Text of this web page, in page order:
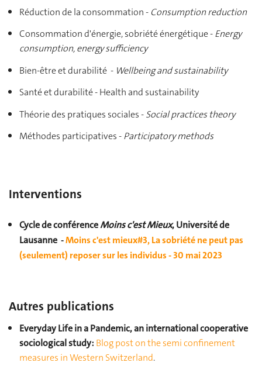
Réduction de la consommation - Consumption reduction
Consommation d'énergie, sobriété énergétique -Energy
consumption, energy sufficiency
Bien-être et durabilité - Wellbeing and sustainability
Santé et durabilité - Health and sustainability
Théorie des pratiques sociales -Social practices theory
Méthodes participatives -Participatory methods
Interventions
Cycle de conférenceMoins c'est Mieux, Université de
Lausanne -Moins c'est mieux#3, La sobriété ne peut pas
(seulement) reposer sur les individus - 30 mai 2023
Autres publications
Everyday Life in a Pandemic, an international cooperative
sociological study: Blog post on the semi confinement
measures in Western Switzerland.